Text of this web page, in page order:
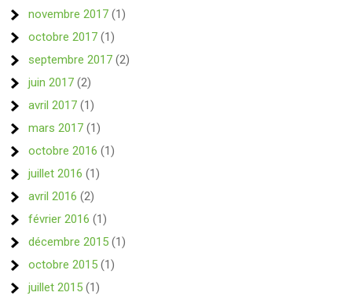
novembre 2017 (1)
octobre 2017 (1)
septembre 2017 (2)
juin 2017 (2)
avril 2017 (1)
mars 2017 (1)
octobre 2016 (1)
juillet 2016 (1)
avril 2016 (2)
février 2016 (1)
décembre 2015 (1)
octobre 2015 (1)
juillet 2015 (1)